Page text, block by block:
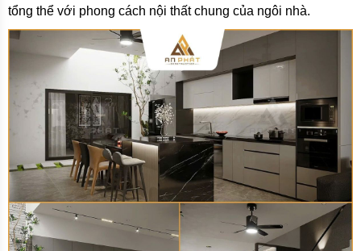
tổng thể với phong cách nội thất chung của ngôi nhà.